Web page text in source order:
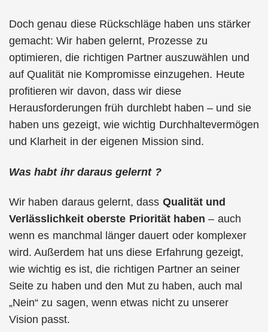
Doch genau diese Rückschläge haben uns stärker
gemacht: Wir haben gelernt, Prozesse zu
optimieren, die richtigen Partner auszuwählen und
auf Qualität nie Kompromisse einzugehen. Heute
profitieren wir davon, dass wir diese
Herausforderungen früh durchlebt haben – und sie
haben uns gezeigt, wie wichtig Durchhaltevermögen
und Klarheit in der eigenen Mission sind.
Was habt ihr daraus gelernt ?
Wir haben daraus gelernt, dass Qualität und
Verlässlichkeit oberste Priorität haben – auch
wenn es manchmal länger dauert oder komplexer
wird. Außerdem hat uns diese Erfahrung gezeigt,
wie wichtig es ist, die richtigen Partner an seiner
Seite zu haben und den Mut zu haben, auch mal
„Nein“ zu sagen, wenn etwas nicht zu unserer
Vision passt.